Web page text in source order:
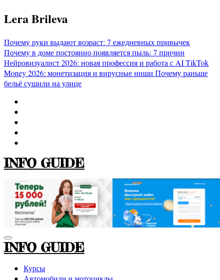
Перейти
к
Lera Brileva
Почему руки выдают возраст: 7 ежедневных привычек
Почему в доме постоянно появляется пыль: 7 причин
Нейровизуалист 2026: новая профессия и работа с AITikTok
Money 2026: монетизация и вирусные ниши Почему раньше
бельё сушили на улице
INFO GUIDE
INFO GUIDE
Курсы